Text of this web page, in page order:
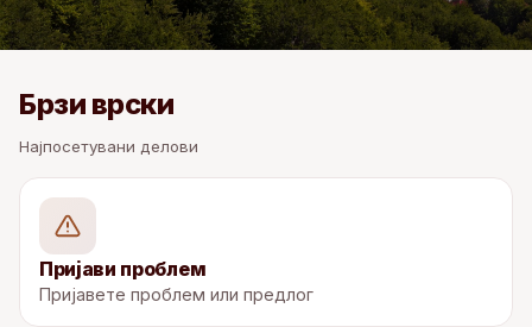
Брзи врски
Најпосетувани делови
Пријави проблем
Пријавете проблем или предлог